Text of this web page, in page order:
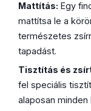
Mattítás: Egy
mattítsa le a
természetes
tapadást.
Tisztítás és
fel speciális
alaposan